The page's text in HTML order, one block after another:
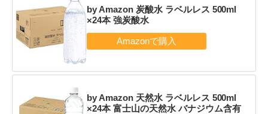
by Amazon 炭酸水 ラベルレス 500ml
×24本 強炭酸水
by Amazon 天然水 ラベルレス 500ml
×24本 富士山の天然水 バナジウム含有